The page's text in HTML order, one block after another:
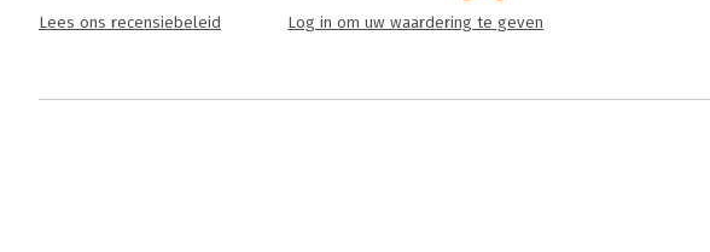
Lees ons recensiebeleid Log in om uw waardering te geven